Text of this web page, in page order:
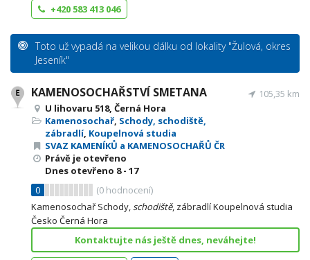
+420 583 413 046
Toto už vypadá na velikou dálku od lokality "Žulová, okres
Jeseník"
KAMENOSOCHAŘSTVÍ SMETANA
U lihovaru 518, Černá Hora
Kamenosochař, Schody, schodiště,
zábradlí, Koupelnová studia
SVAZ KAMENÍKŮ a KAMENOSOCHAŘŮ ČR
Právě je otevřeno
Dnes otevřeno 8 - 17
0
(0 hodnocení)
105,35 km
Kamenosochař Schody,schodiště, zábradlí Koupelnová studia
Česko Černá Hora
Kontaktujte nás ještě dnes, neváhejte!